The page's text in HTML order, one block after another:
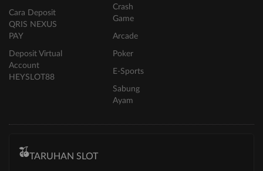
Cara Deposit
QRIS NEXUS
PAY
Deposit Virtual
Account
HEYSLOT88
Crash
Game
Arcade
Poker
E-Sports
Sabung
Ayam
TARUHAN SLOT